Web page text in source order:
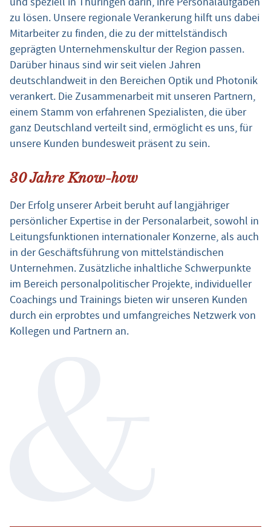
zu lösen. Unsere regionale Verankerung hilft uns dabei
Mitarbeiter zu finden, die zu der mittelständisch
geprägten Unternehmenskultur der Region passen.
Darüber hinaus sind wir seit vielen Jahren
deutschlandweit in den Bereichen Optik und Photonik
verankert. Die Zusammenarbeit mit unseren Partnern,
einem Stamm von erfahrenen Spezialisten, die über
ganz Deutschland verteilt sind, ermöglicht es uns, für
unsere Kunden bundesweit präsent zu sein.
30 Jahre Know-how
Der Erfolg unserer Arbeit beruht auf langjähriger
persönlicher Expertise in der Personalarbeit, sowohl in
Leitungsfunktionen internationaler Konzerne, als auch
in der Geschäftsführung von mittelständischen
Unternehmen. Zusätzliche inhaltliche Schwerpunkte
im Bereich personalpolitischer Projekte, individueller
Coachings und Trainings bieten wir unseren Kunden
durch ein erprobtes und umfangreiches Netzwerk von
Kollegen und Partnern an.